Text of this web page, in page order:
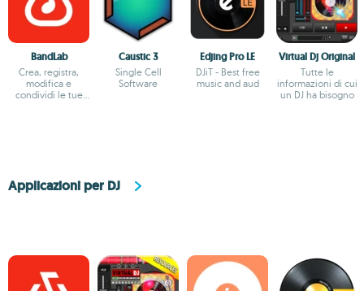
BandLab
Crea, registra,
modifica e
condividi le tue
Caustic 3
Single Cell
Software
Edjing Pro LE
DJiT - Best free
music and aud
Virtual Dj Original
Tutte le
informazioni di cui
un DJ ha bisogno
Applicazioni per DJ